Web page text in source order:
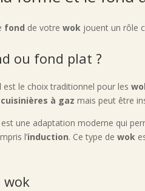
fond de votrewok jouent un rôle
ou fond plat ?
est le choix traditionnel pour les
cuisinières à gaz mais peut être
est une adaptation moderne qui
l’induction. Ce type dewok
wok